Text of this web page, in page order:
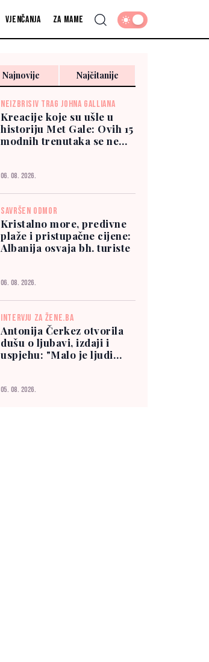
Vjenčanja Za mame
Najnovije Najčitanije
NEIZBRISIV TRAG JOHNA GALLIANA
Kreacije koje su ušle u
historiju Met Gale: Ovih 15
modnih trenutaka se ne
06. 08. 2026.
SAVRŠEN ODMOR
Kristalno more, predivne
plaže i pristupačne cijene:
Albanija osvaja bh. turiste
06. 08. 2026.
INTERVJU ZA ŽENE.BA
Antonija Čerkez otvorila
dušu o ljubavi, izdaji i
uspjehu: "Malo je ljudi
05. 08. 2026.